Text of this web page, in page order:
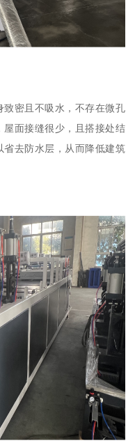
密且不吸水，不存在微孔
面接缝很少，且搭接处结
去防水层，从而降低建筑